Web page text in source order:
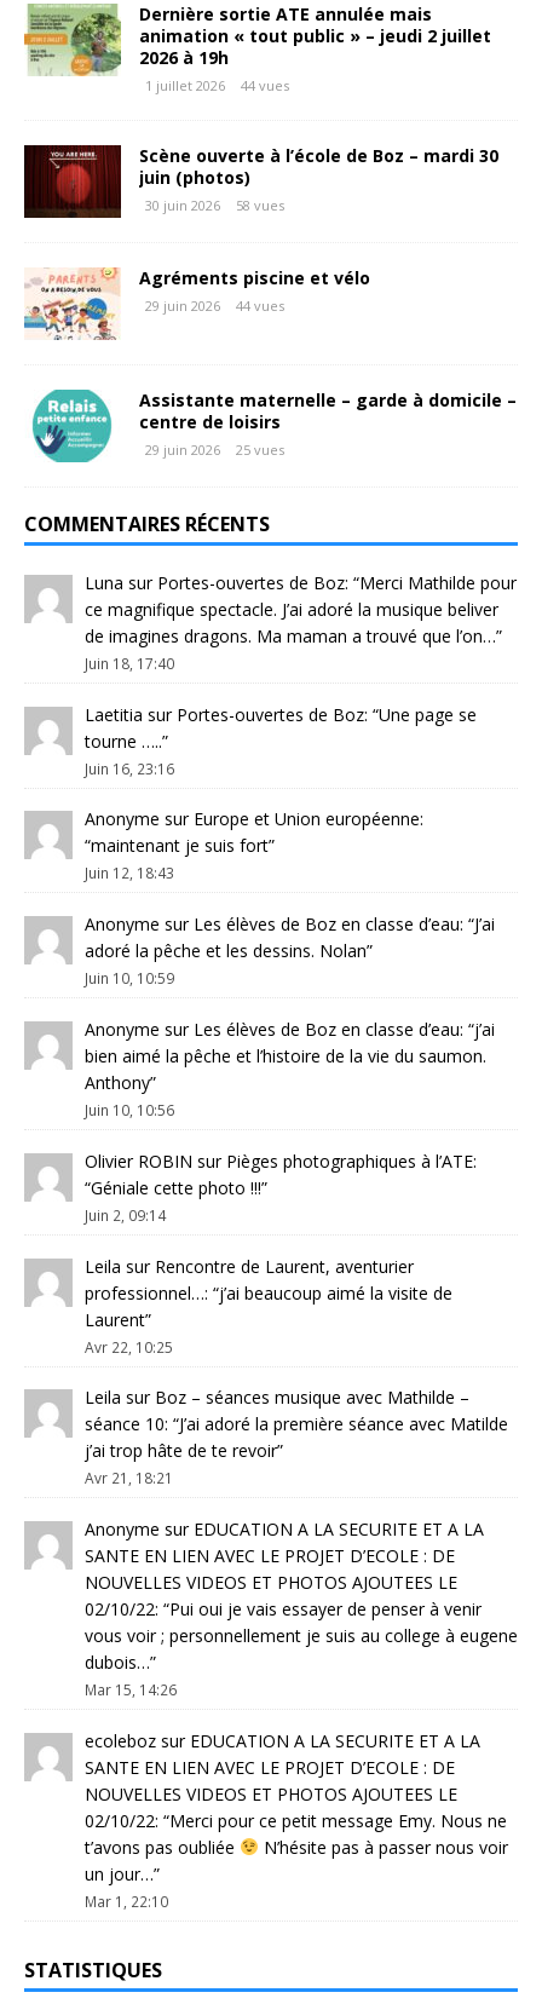
Dernière sortie ATE annulée mais
animation « tout public » – jeudi 2 juillet
2026 à 19h
1 juillet 2026 44 vues
Scène ouverte à l’école de Boz – mardi 30
juin (photos)
30 juin 2026 58 vues
Agréments piscine et vélo
29 juin 2026 44 vues
Assistante maternelle – garde à domicile –
centre de loisirs
29 juin 2026 25 vues
COMMENTAIRES RÉCENTS
Luna sur Portes-ouvertes de Boz: “Merci Mathilde pour
ce magnifique spectacle. J’ai adoré la musique beliver
de imagines dragons. Ma maman a trouvé que l’on…”
Juin 18, 17:40
Laetitia sur Portes-ouvertes de Boz: “Une page se
tourne …..”
Juin 16, 23:16
Anonyme sur Europe et Union européenne:
“maintenant je suis fort”
Juin 12, 18:43
Anonyme sur Les élèves de Boz en classe d’eau: “J’ai
adoré la pêche et les dessins. Nolan”
Juin 10, 10:59
Anonyme sur Les élèves de Boz en classe d’eau: “j’ai
bien aimé la pêche et l’histoire de la vie du saumon.
Anthony”
Juin 10, 10:56
Olivier ROBIN sur Pièges photographiques à l’ATE:
“Géniale cette photo !!!”
Juin 2, 09:14
Leila sur Rencontre de Laurent, aventurier
professionnel…: “j’ai beaucoup aimé la visite de
Laurent”
Avr 22, 10:25
Leila sur Boz – séances musique avec Mathilde –
séance 10: “J’ai adoré la première séance avec Matilde
j’ai trop hâte de te revoir”
Avr 21, 18:21
Anonyme sur EDUCATION A LA SECURITE ET A LA
SANTE EN LIEN AVEC LE PROJET D’ECOLE : DE
NOUVELLES VIDEOS ET PHOTOS AJOUTEES LE
02/10/22: “Pui oui je vais essayer de penser à venir
vous voir ; personnellement je suis au college à eugene
dubois…”
Mar 15, 14:26
ecoleboz sur EDUCATION A LA SECURITE ET A LA
SANTE EN LIEN AVEC LE PROJET D’ECOLE : DE
NOUVELLES VIDEOS ET PHOTOS AJOUTEES LE
02/10/22: “Merci pour ce petit message Emy. Nous ne
t’avons pas oubliée
N’hésite pas à passer nous voir
un jour…”
Mar 1, 22:10
STATISTIQUES